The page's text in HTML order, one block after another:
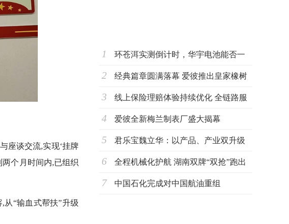
座谈交流,实现‘挂牌
两个月时间内,已组织
“输血式帮扶”升级
有下
1 环苍洱实测倒计时，华宇电池能否一
战到底？
2 经典篇章圆满落幕 爱彼推出皇家橡树
超薄万年
3 线上保险理赔体验持续优化 全链路服
务能力成
4 爱彼全新梅兰制表厂盛大揭幕
5 君乐宝魏立华：以产品、产业双升级
驱动奶业
6 全程机械化护航 湖南双牌“双抢”跑出
丰收加
7 中国石化完成对中国航油重组